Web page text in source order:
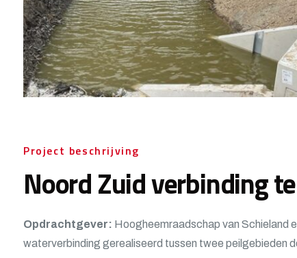
Project beschrijving
Noord Zuid verbinding
Opdrachtgever: Hoogheemraadschap van Schieland
waterverbinding gerealiseerd tussen twee peilgebieden